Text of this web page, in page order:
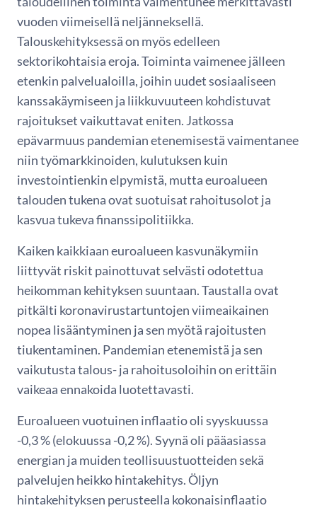
vuoden viimeisellä neljänneksellä.
Talouskehityksessä on myös edelleen
sektorikohtaisia eroja. Toiminta vaimenee jälleen
etenkin palvelualoilla, joihin uudet sosiaaliseen
kanssakäymiseen ja liikkuvuuteen kohdistuvat
rajoitukset vaikuttavat eniten. Jatkossa
epävarmuus pandemian etenemisestä vaimentanee
niin työmarkkinoiden, kulutuksen kuin
investointienkin elpymistä, mutta euroalueen
talouden tukena ovat suotuisat rahoitusolot ja
kasvua tukeva finanssipolitiikka.
Kaiken kaikkiaan euroalueen kasvunäkymiin
liittyvät riskit painottuvat selvästi odotettua
heikomman kehityksen suuntaan. Taustalla ovat
pitkälti koronavirustartuntojen viimeaikainen
nopea lisääntyminen ja sen myötä rajoitusten
tiukentaminen. Pandemian etenemistä ja sen
vaikutusta talous- ja rahoitusoloihin on erittäin
vaikeaa ennakoida luotettavasti.
Euroalueen vuotuinen inflaatio oli syyskuussa
-0,3 % (elokuussa -0,2 %). Syynä oli pääasiassa
energian ja muiden teollisuustuotteiden sekä
palvelujen heikko hintakehitys. Öljyn
hintakehityksen perusteella kokonaisinflaatio